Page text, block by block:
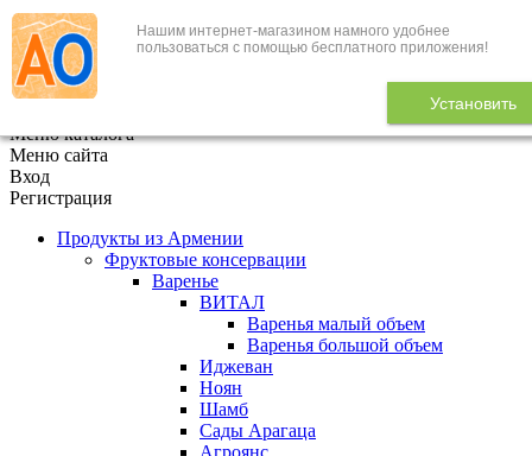
Нашим интернет-магазином намного удобнее
пользоваться с помощью бесплатного приложения!
Установить
+7 (495) 646-888-1
В корзине 0
Меню каталога
Меню сайта
Вход
Регистрация
Продукты из Армении
Фруктовые консервации
Варенье
ВИТАЛ
Варенья малый объем
Варенья большой объем
Иджеван
Ноян
Шамб
Сады Арагаца
Агроянс